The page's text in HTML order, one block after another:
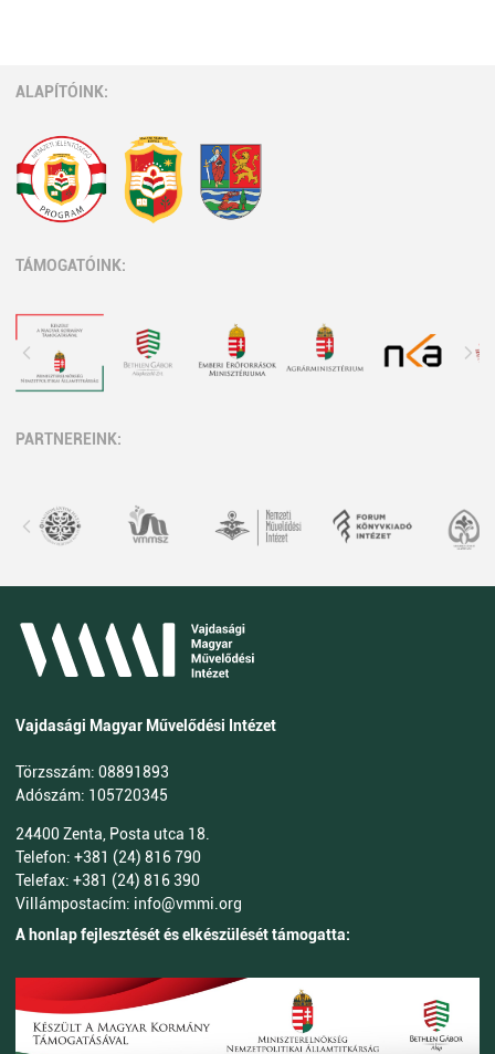
ALAPÍTÓINK:
TÁMOGATÓINK:
PARTNEREINK:
Vajdasági Magyar Művelődési Intézet
Törzsszám: 08891893
Adószám: 105720345
24400 Zenta, Posta utca 18.
Telefon: +381 (24) 816 790
Telefax: +381 (24) 816 390
Villámpostacím: info@vmmi.org
A honlap fejlesztését és elkészülését támogatta: